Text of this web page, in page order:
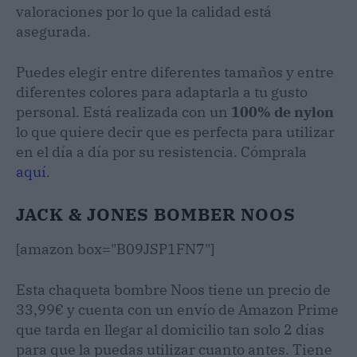
valoraciones por lo que la calidad está
asegurada.
Puedes elegir entre diferentes tamaños y entre
diferentes colores para adaptarla a tu gusto
personal. Está realizada con un 100% de nylon
lo que quiere decir que es perfecta para utilizar
en el día a día por su resistencia. Cómprala
aquí.
JACK & JONES BOMBER NOOS
[amazon box="B09JSP1FN7"]
Esta chaqueta bombre Noos tiene un precio de
33,99€ y cuenta con un envío de Amazon Prime
que tarda en llegar al domicilio tan solo 2 días
para que la puedas utilizar cuanto antes. Tiene